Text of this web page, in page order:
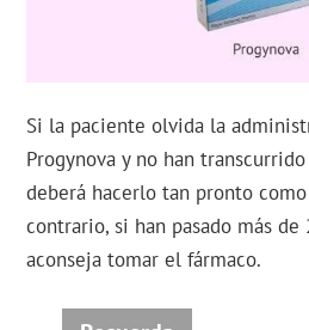
Si la paciente olvida la
Progynova y no han
deberá hacerlo tan pronto
contrario, si han pasado más de
aconseja tomar el fármaco.